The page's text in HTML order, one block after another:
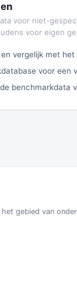
voor niet-
voor eigen
vergelijk met
voor een
benchmarkdata
gebied van